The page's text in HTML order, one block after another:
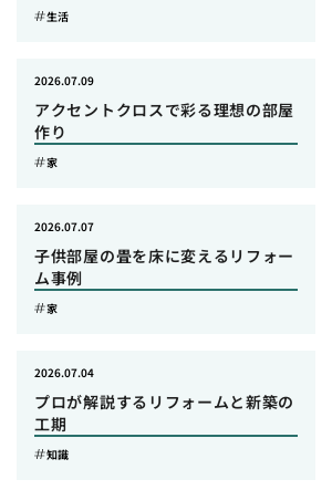
生活
アクセントクロスで彩る理想の部屋
作り
2026.07.09
家
子供部屋の畳を床に変えるリフォー
ム事例
2026.07.07
家
プロが解説するリフォームと新築の
工期
2026.07.04
知識